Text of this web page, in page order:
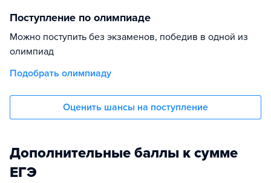
Поступление по олимпиаде
Можно поступить без экзаменов, победив в одной из
олимпиад
Подобрать олимпиаду
Оценить шансы на поступление
Дополнительные баллы к сумме
ЕГЭ